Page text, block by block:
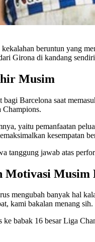
beruntun yang
Girona di kandang
Musim
Barcelona saat
Champions.
yaitu pemanfaatan
kesempatan
tanggung jawab atas
Motivasi Musim
mengubah banyak hal
kami bakalan menang
babak 16 besar Liga